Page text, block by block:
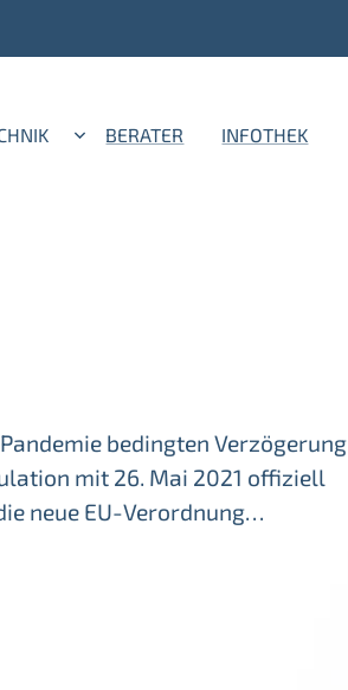
BERATER INFOTHEK
bedingten Verzögerung
mit 26. Mai 2021 offiziell
neue EU-Verordnung…